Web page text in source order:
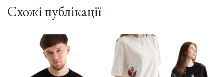
Схожі публікації